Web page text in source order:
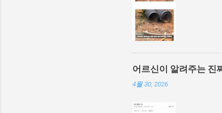
어르신이 알려주는 진
4월 30, 2026